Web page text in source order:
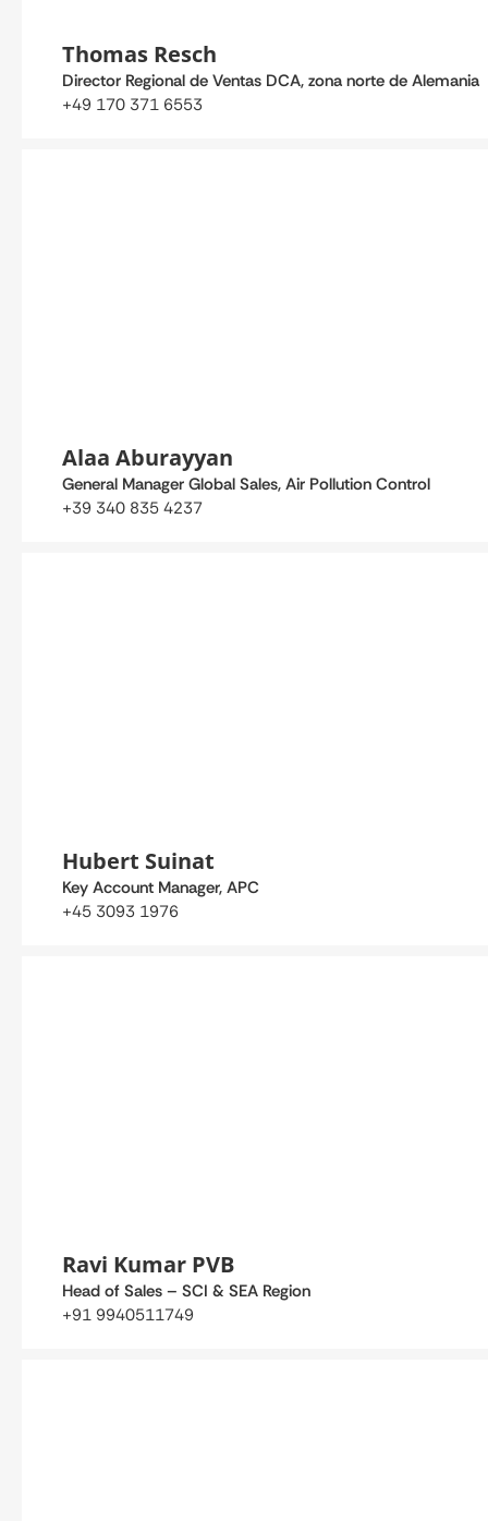
Thomas Resch
Director Regional de Ventas DCA, zona norte de Alemania
+49 170 371 6553
Alaa Aburayyan
General Manager Global Sales, Air Pollution Control
+39 340 835 4237
Hubert Suinat
Key Account Manager, APC
+45 3093 1976
Ravi Kumar PVB
Head of Sales – SCI & SEA Region
+91 9940511749